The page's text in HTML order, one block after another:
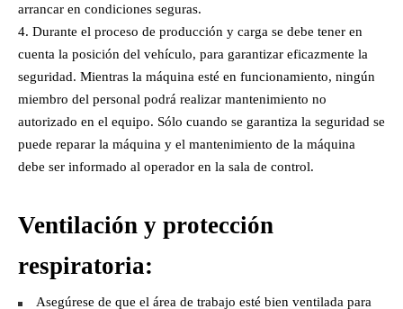
arrancar en condiciones seguras.
Durante el proceso de producción y carga se debe tener en
cuenta la posición del vehículo, para garantizar eficazmente la
seguridad. Mientras la máquina esté en funcionamiento, ningún
miembro del personal podrá realizar mantenimiento no
autorizado en el equipo. Sólo cuando se garantiza la seguridad se
puede reparar la máquina y el mantenimiento de la máquina
debe ser informado al operador en la sala de control.
Ventilación y protección
respiratoria:
Asegúrese de que el área de trabajo esté bien ventilada para